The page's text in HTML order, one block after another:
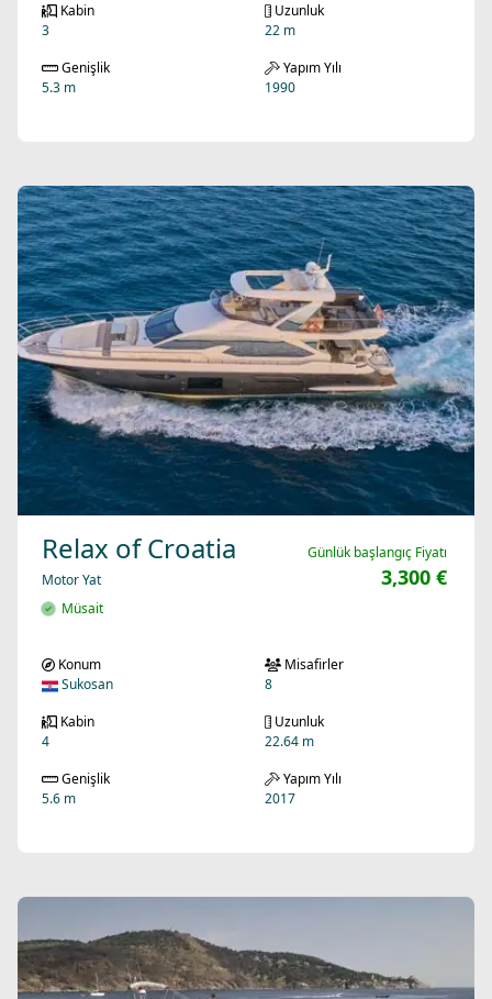
Kabin
3
Uzunluk
22 m
Genişlik
5.3 m
Yapım Yılı
1990
Relax of Croatia
Motor Yat
Müsait
Günlük başlangıç Fiyatı
3,300 €
Konum
Sukosan
Misafirler
8
Kabin
4
Uzunluk
22.64 m
Genişlik
5.6 m
Yapım Yılı
2017